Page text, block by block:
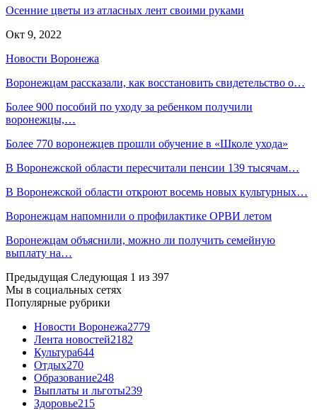
Осенние цветы из атласных лент своими руками
Окт 9, 2022
Новости Воронежа
Воронежцам рассказали, как восстановить свидетельство о…
Более 900 пособий по уходу за ребенком получили
воронежцы,…
Более 770 воронежцев прошли обучение в «Школе ухода»
В Воронежской области пересчитали пенсии 139 тысячам…
В Воронежской области откроют восемь новых культурных…
Воронежцам напомнили о профилактике ОРВИ летом
Воронежцам объяснили, можно ли получить семейную
выплату на…
Предыдущая Следующая 1 из 397
Мы в социальных сетях
Популярные рубрики
Новости Воронежа2779
Лента новостей2182
Культура644
Отдых270
Образование248
Выплаты и льготы239
Здоровье215